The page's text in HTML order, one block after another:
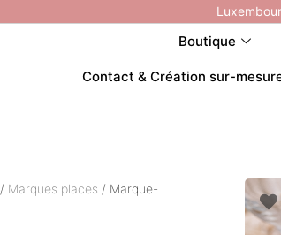
Boutique
Contact & Création sur-
/ Marques places / Marque-